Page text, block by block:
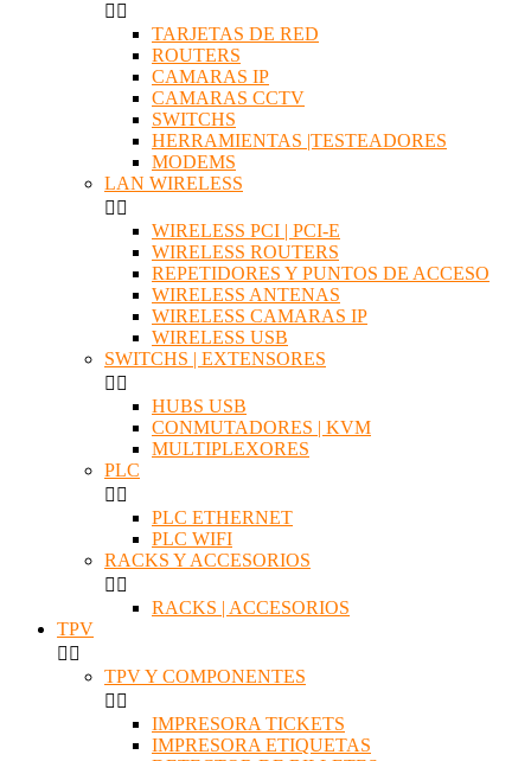
 
TARJETAS DE RED
ROUTERS
CAMARAS IP
CAMARAS CCTV
SWITCHS
HERRAMIENTAS |TESTEADORES
MODEMS
LAN WIRELESS
 
WIRELESS PCI | PCI-E
WIRELESS ROUTERS
REPETIDORES Y PUNTOS DE ACCESO
WIRELESS ANTENAS
WIRELESS CAMARAS IP
WIRELESS USB
SWITCHS | EXTENSORES
 
HUBS USB
CONMUTADORES | KVM
MULTIPLEXORES
PLC
 
PLC ETHERNET
PLC WIFI
RACKS Y ACCESORIOS
 
RACKS | ACCESORIOS
TPV
 
TPV Y COMPONENTES
 
IMPRESORA TICKETS
IMPRESORA ETIQUETAS